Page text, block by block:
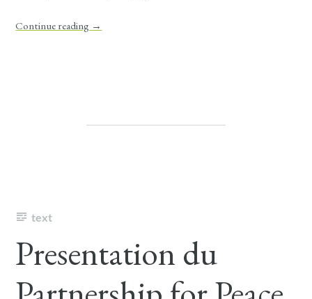
Continue reading →
text
Presentation du